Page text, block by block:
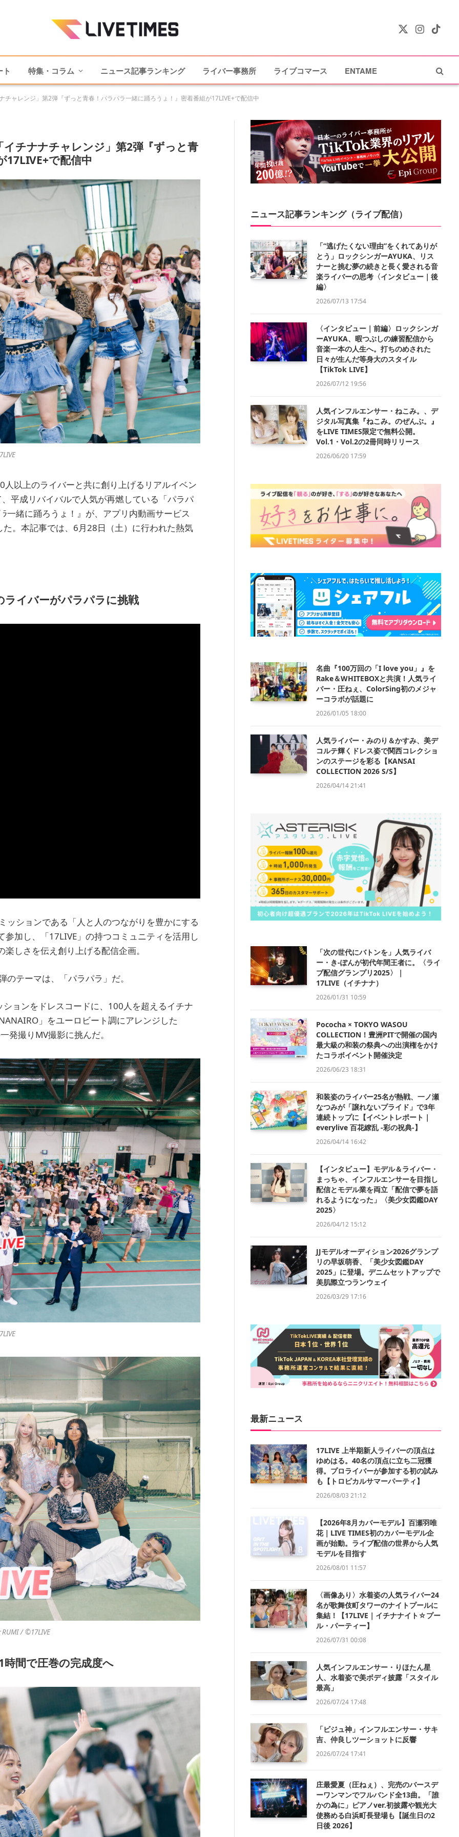
X
Instagram
TikTok
特集・コラム ニュース記事ランキング ライバー事務所 ライブコマース ENTAME
ャレンジ」第2弾『ずっと青春！パラパラ一緒に踊ろうょ！』密着番組が17LIVE+で配信中
チナナチャレンジ」第2弾『ずっと青
17LIVE+で配信中
以上のライバーと共に創り上げるリアルイベン
平成リバイバルで人気が再燃している「パラパ
一緒に踊ろうょ！』が、アプリ内動画サービス
。本記事では、6月28日（土）に行われた熱気
ライバーがパラパラに挑戦
ッションである「人と人のつながりを豊かにする
加し、「17LIVE」の持つコミュニティを活用し
しさを伝え創り上げる配信企画。
のテーマは、「パラパラ」だ。
ョンをドレスコードに、100人を超えるイチナ
」をユーロビート調にアレンジした
発撮りMV撮影に挑んだ。
/ ©︎17LIVE
間で圧巻の完成度へ
ニュース記事ランキング（ライブ配信）
「“逃げたくない理由”をくれてありが
とう」ロックシンガーAYUKA、リス
ナーと挑む夢の続きと長く愛される音
楽ライバーの思考〈インタビュー｜後
編〉
2026/07/13 17:54
〈インタビュー｜前編〉ロックシンガ
ーAYUKA、暇つぶしの練習配信から
音楽一本の人生へ。打ちのめされた
日々が生んだ等身大のスタイル
【TikTok LIVE】
2026/07/12 19:56
人気インフルエンサー・ねこみ。、デ
ジタル写真集『ねこみ。のぜんぶ。』
をLIVE TIMES限定で無料公開。
Vol.1・Vol.2の2冊同時リリース
2026/06/20 17:59
名曲『100万回の「I love you」』を
Rake＆WHITEBOXと共演！人気ライ
バー・圧ねぇ、ColorSing初のメジャ
ーコラボが話題に
2026/01/05 18:00
人気ライバー・みのり＆かすみ、美デ
コルテ輝くドレス姿で関西コレクショ
ンのステージを彩る【KANSAI
COLLECTION 2026 S/S】
2026/04/14 21:41
「次の世代にバトンを」人気ライバ
ー・き-ぽんが初代年間王者に。〈ライ
ブ配信グランプリ2025〉｜
17LIVE（イチナナ）
2026/01/31 10:59
Pococha × TOKYO WASOU
COLLECTION！豊洲PITで開催の国内
最大級の和装の祭典への出演権をかけ
たコラボイベント開催決定
2026/06/23 18:31
和装姿のライバー25名が熱戦、一ノ瀬
なつみが「譲れないプライド」で3年
連続トップに【イベントレポート｜
everylive 百花繚乱 -彩の祝典-】
2026/04/14 16:42
【インタビュー】モデル＆ライバー・
まっちゃ、インフルエンサーを目指し
配信とモデル業を両立「配信で夢を語
れるようになった」〈美少女図鑑DAY
2025〉
2026/04/12 15:12
JJモデルオーディション2026グランプ
リの早坂萌香、「美少女図鑑DAY
2025」に登場。デニムセットアップで
美肌際立つランウェイ
2026/03/29 17:16
最新ニュース
17LIVE 上半期新人ライバーの頂点は
ゆめはる。40名の頂点に立ち二冠獲
得。プロライバーが参加する初の試み
も【トロピカルサマーパーティ】
2026/08/03 21:12
【2026年8月カバーモデル】百瀬羽唯
花｜LIVE TIMES初のカバーモデル企
画が始動。ライブ配信の世界から人気
モデルを目指す
2026/08/01 11:57
〈画像あり〉水着姿の人気ライバー24
名が歌舞伎町タワーのナイトプールに
集結！【17LIVE｜イチナナイト☆プー
ル・パーティー】
2026/07/31 00:08
人気インフルエンサー・りほたん星
人、水着姿で美ボディ披露「スタイル
最高」
2026/07/24 17:48
「ビジュ神」インフルエンサー・サキ
吉、仲良しツーショットに反響
2026/07/24 17:41
庄最愛夏（圧ねぇ）、完売のバースデ
ーワンマンでフルバンド全13曲。「誰
かの為に」ピアノver.初披露や観光大
使務める白浜町長登場も【誕生日の2
日後 2026】